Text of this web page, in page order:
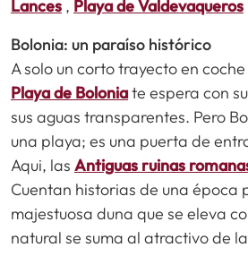
Lances , Playa de Valdevaqueros
Bolonia: un paraíso histórico
A solo un corto trayecto en
Playa de Boloniate espera con
sus aguas transparentes. Pero
una playa; es una puerta de
Aqui, las Antiguas ruinas
Cuentan historias de una época
majestuosa duna que se eleva
natural se suma al atractivo de